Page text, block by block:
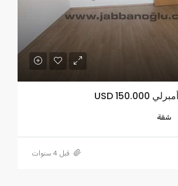
شقة
قبل 4 سنوات